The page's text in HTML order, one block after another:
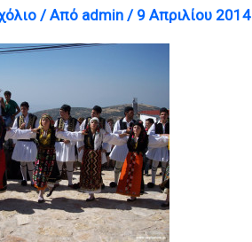
/ Από admin / 9 Απριλίου 2014